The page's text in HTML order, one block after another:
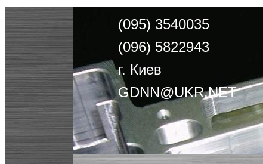
(095) 3540035
(096) 5822943
г. Киев
GDNN@UKR.NET